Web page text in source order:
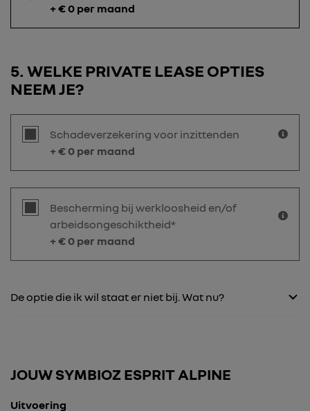
+ € 0 per maand
5 WELKE PRIVATE LEASE OPTIES
NEEM JE?
Schadeverzekering voor inzittenden
+ €0 per maand
Bescherming bij werkloosheid en/of
arbeidsongeschiktheid*
+ €0 per maand
De optie die ik wil staat er niet bij. Wat nu?
JOUW SYMBIOZ ESPRIT ALPINE
Uitvoering